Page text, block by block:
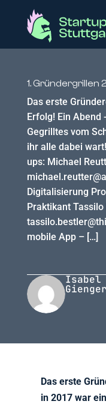
1. Gründergrillen
Das erste
Erfolg! Ein Abend
Gegrilltes vom
ihr alle dabei
ups: Michael
Digitalisierung
Praktikant
mobile App – […]
Isabel
Gienger
Das erste
in 2017 war